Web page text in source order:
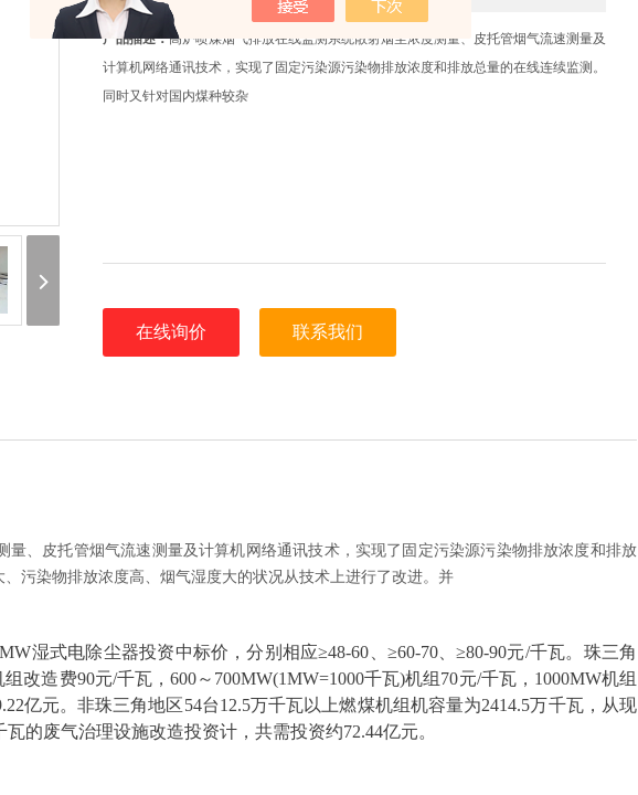
产品描述：高炉喷煤烟气排放在线监测系统散射烟尘浓度测量、皮托管烟气流速测量及
计算机网络通讯技术，实现了固定污染源污染物排放浓度和排放总量的在线连续监测。
同时又针对国内煤种较杂
在线询价 联系我们
、皮托管烟气流速测量及计算机网络通讯技术，实现了固定污染源污染物排放浓度和排放
污染物排放浓度高、烟气湿度大的状况从技术上进行了改进。并
湿式电除尘器投资中标价，分别相应≥48-60、≥60-70、≥80-90元/千瓦。珠三角
改造费90元/千瓦，600～700MW(1MW=1000千瓦)机组70元/千瓦，1000MW机组
亿元。非珠三角地区54台12.5万千瓦以上燃煤机组机容量为2414.5万千瓦，从现
的废气治理设施改造投资计，共需投资约72.44亿元。